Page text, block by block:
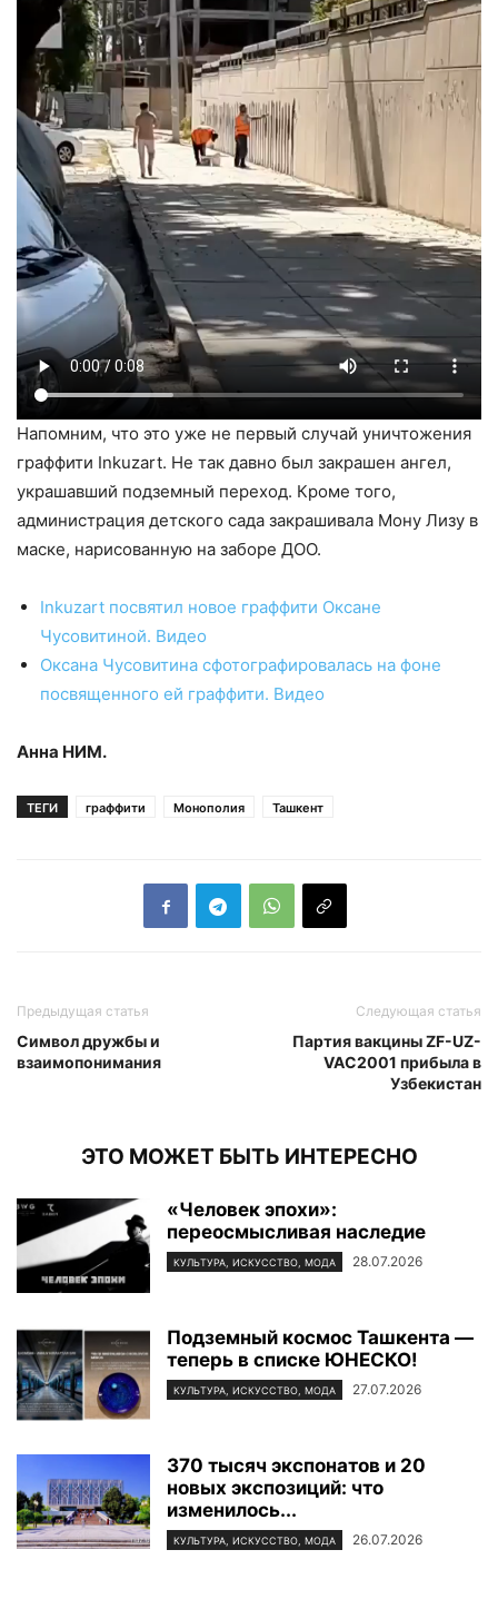
Напомним, что это уже не первый случай уничтожения
граффити Inkuzart. Не так давно был закрашен ангел,
украшавший подземный переход. Кроме того,
администрация детского сада закрашивала Мону Лизу в
маске, нарисованную на заборе ДОО.
Inkuzart посвятил новое граффити Оксане
Чусовитиной. Видео
Оксана Чусовитина сфотографировалась на фоне
посвященного ей граффити. Видео
Анна НИМ.
ТЕГИ граффити Монополия Ташкент
Предыдущая статья
Символ дружбы и
взаимопонимания
Следующая статья
Партия вакцины ZF-UZ-
VAC2001 прибыла в
Узбекистан
ЭТО МОЖЕТ БЫТЬ ИНТЕРЕСНО
«Человек эпохи»:
переосмысливая наследие
КУЛЬТУРА, ИСКУССТВО, МОДА 28.07.2026
Подземный космос Ташкента —
теперь в списке ЮНЕСКО!
КУЛЬТУРА, ИСКУССТВО, МОДА 27.07.2026
370 тысяч экспонатов и 20
новых экспозиций: что
изменилось...
КУЛЬТУРА, ИСКУССТВО, МОДА 26.07.2026